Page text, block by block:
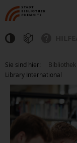
Finden Sie
Zeitschriften und vieles
Sie sind hier:
Library International